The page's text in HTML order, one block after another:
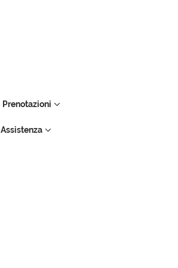
Prenotazioni
Assistenza